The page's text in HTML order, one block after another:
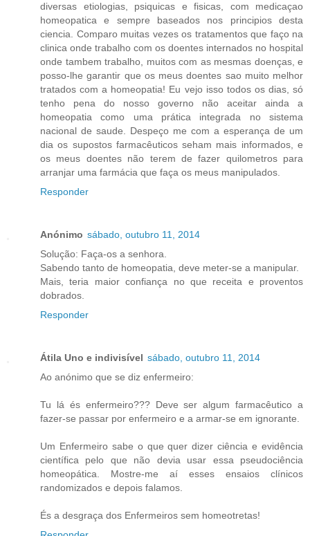
diversas etiologias, psiquicas e fisicas, com medicaçao
homeopatica e sempre baseados nos principios desta
ciencia. Comparo muitas vezes os tratamentos que faço na
clinica onde trabalho com os doentes internados no hospital
onde tambem trabalho, muitos com as mesmas doenças, e
posso-lhe garantir que os meus doentes sao muito melhor
tratados com a homeopatia! Eu vejo isso todos os dias, só
tenho pena do nosso governo não aceitar ainda a
homeopatia como uma prática integrada no sistema
nacional de saude. Despeço me com a esperança de um
dia os supostos farmacêuticos seham mais informados, e
os meus doentes não terem de fazer quilometros para
arranjar uma farmácia que faça os meus manipulados.
Responder
Anónimo sábado, outubro 11, 2014
Solução: Faça-os a senhora.
Sabendo tanto de homeopatia, deve meter-se a manipular.
Mais, teria maior confiança no que receita e proventos
dobrados.
Responder
Átila Uno e indivisível sábado, outubro 11, 2014
Ao anónimo que se diz enfermeiro:
Tu lá és enfermeiro??? Deve ser algum farmacêutico a
fazer-se passar por enfermeiro e a armar-se em ignorante.
Um Enfermeiro sabe o que quer dizer ciência e evidência
científica pelo que não devia usar essa pseudociência
homeopática. Mostre-me aí esses ensaios clínicos
randomizados e depois falamos.
És a desgraça dos Enfermeiros sem homeotretas!